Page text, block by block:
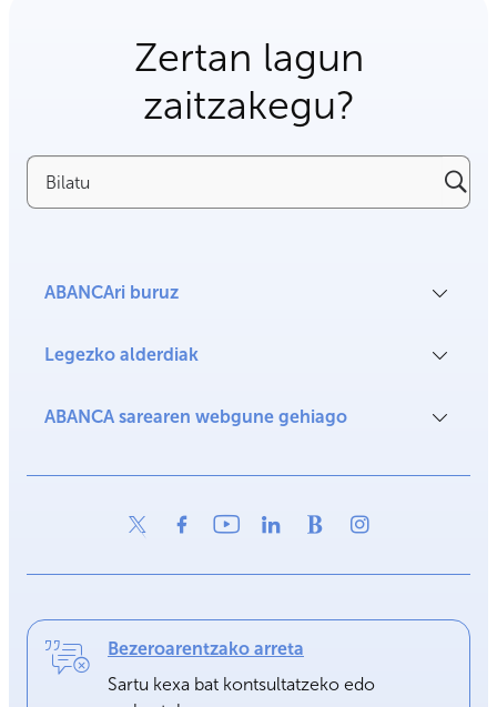
Zertan lagun
zaitzakegu?
Bilatu
ABANCAri buruz
Legezko alderdiak
ABANCA sarearen webgune gehiago
Bezeroarentzako arreta
Sartu kexa bat kontsultatzeko edo